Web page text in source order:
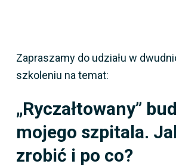
Zapraszamy do udziału w
szkoleniu na temat:
„Ryczałtowany”
mojego szpitala.
zrobić i po co?